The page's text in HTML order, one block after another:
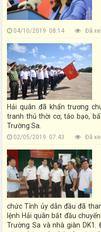
04/10/2019 08:14 Đã
Hải quân đã khẩn trương
tranh thủ thời cơ, táo bạo,
Trường Sa.
02/05/2019 07:43 Đã
chức Tỉnh ủy dẫn đầu đã
lệnh Hải quân bắt đầu
Trường Sa và nhà giàn DK1.